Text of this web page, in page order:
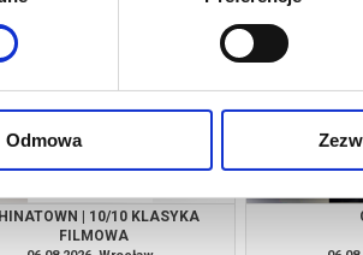
Odmowa
| 10/10 KLASYKA
FILMOWA